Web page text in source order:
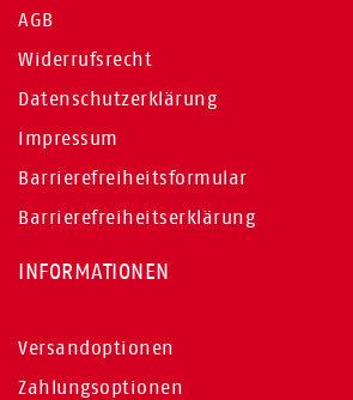
AGB
Widerrufsrecht
Datenschutzerklärung
Impressum
Barrierefreiheitsformular
Barrierefreiheitserklärung
INFORMATIONEN
Versandoptionen
Zahlungsoptionen